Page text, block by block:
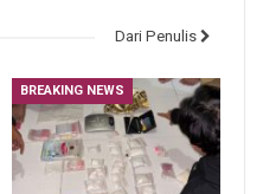
Dari Penulis
BREAKING NEWS